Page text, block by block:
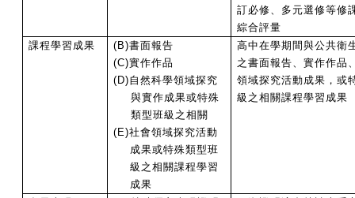
訂必修、多元選修等修
綜合評量
課程學習成果
(B)書面報告
(C)實作作品
(D)自然科學領域探究
與實作成果或特殊
類型班級之相關
(E)社會領域探究活動
成果或特殊類型班
級之相關課程學習
成果
高中在學期間與公共衛
之書面報告、實作作品
領域探究活動成果，或
級之相關課程學習成果